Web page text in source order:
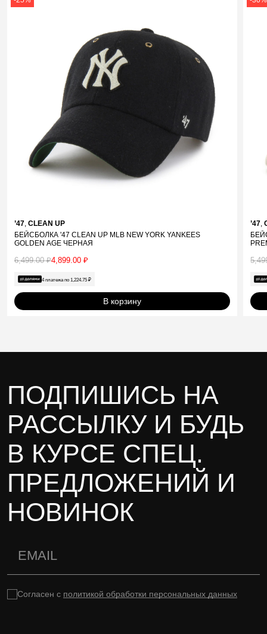
’47, CLEAN UP
БЕЙСБОЛКА '47 CLEAN UP MLB NEW YORK YANKEES
GOLDEN AGE ЧЕРНАЯ
6,499.00₽
Первоначальная
составляла
6,499.00 ₽.
4,899.00 ₽
Текущая
4,899.00 ₽.4 платежа по 1,224.75 ₽
В корзину
’47 ,
ПОДПИШИСЬ НА
РАССЫЛКУ И БУДЬ
В КУРСЕ СПЕЦ.
ПРЕДЛОЖЕНИЙ И
НОВИНОК
Согласен с политикой обработки персональных данных